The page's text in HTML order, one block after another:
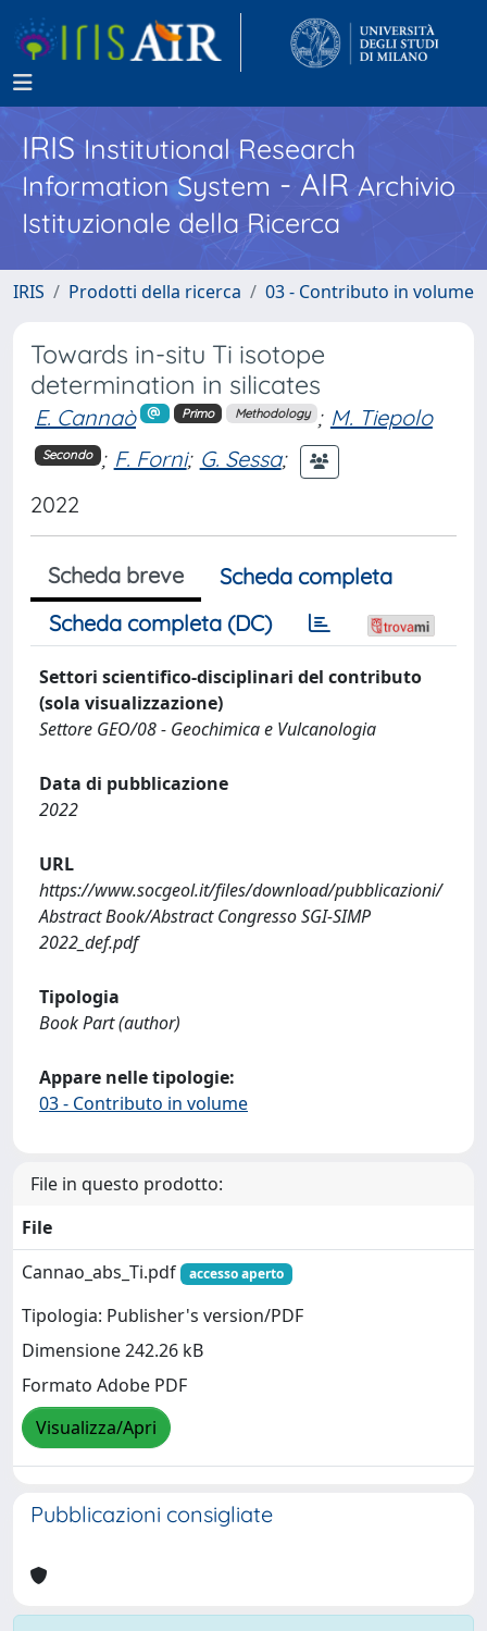
IRISInstitutional Research
Information System - AIR Archivio
Istituzionale della Ricerca
IRIS Prodotti della ricerca 03 - Contributo in volume
Towards in-situ Ti isotope
determination in silicates
E. Cannaò Primo Methodology ; M. Tiepolo
Secondo ; F. Forni; G. Sessa;
2022
Scheda breve
Scheda completa
Scheda completa (DC)
Settori scientifico-disciplinari del contributo
(sola visualizzazione)
Settore GEO/08 - Geochimica e Vulcanologia
Data di pubblicazione
2022
URL
https://www.socgeol.it/files/download/pubblicazioni/
Abstract Book/Abstract Congresso SGI-SIMP
2022_def.pdf
Tipologia
Book Part (author)
Appare nelle tipologie:
03 - Contributo in volume
File in questo prodotto:
File
Cannao_abs_Ti.pdf
accesso aperto
Tipologia: Publisher's version/PDF
Dimensione 242.26 kB
Formato Adobe PDF
Visualizza/Apri
Pubblicazioni consigliate